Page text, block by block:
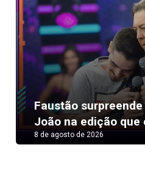
Faustão
João na edição que
8 de agosto de 2026